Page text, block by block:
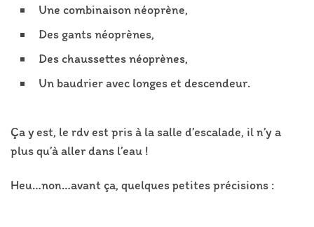
Une combinaison néoprène,
Des gants néoprènes,
Des chaussettes néoprènes,
Un baudrier avec longes et descendeur.
Ça y est, le rdv est pris à la salle d’escalade, il n’y a
plus qu’à aller dans l’eau !
Heu…non…avant ça, quelques petites précisions :